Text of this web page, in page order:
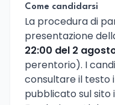
Come candidarsi
La procedura di
presentazione
22:00 del 2
perentorio). I
consultare il testo
pubblicato sul sito